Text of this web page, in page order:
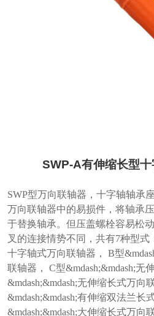
SWP-A有伸缩长型
SWP型万向联轴器，十字轴轴承
万向联轴器中的易损件，将轴承
于替换轴承。但压盖螺栓容易松
叉的连接情势不同，共有7种型式
十字轴式万向联轴器， B型
联轴器， C型&mdash;&mdash;无
&mdash;&mdash;无伸缩长式万向
&mdash;&mdash;有伸缩双法兰长
&mdash;&mdash;大伸缩长式万向